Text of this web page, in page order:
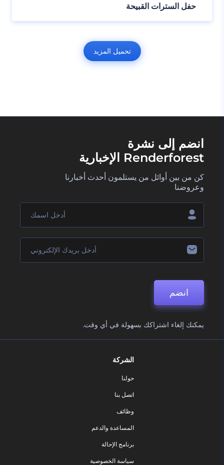
حفل السترات القبيحة
تحميل المزيد
انضم إلى نشرة
Renderforest الإخبارية
كن من بين أوائل من يستلمون أحدث أخبارنا
وعروضنا
انضم
يمكنك إلغاء اشتراكك بسهولة في أي وقت.
الشركة
حولنا
اتصل بنا
وظائف
المساعدة والدعم
برنامج الإحالة
سياسة الخصوصية